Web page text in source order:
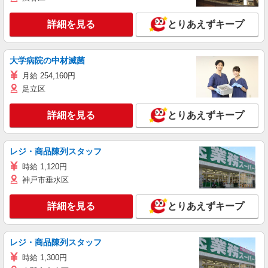
詳細を見る とりあえずキープ
大学病院の中材滅菌
月給 254,160円
足立区
詳細を見る とりあえずキープ
レジ・商品陳列スタッフ
時給 1,120円
神戸市垂水区
詳細を見る とりあえずキープ
レジ・商品陳列スタッフ
時給 1,300円